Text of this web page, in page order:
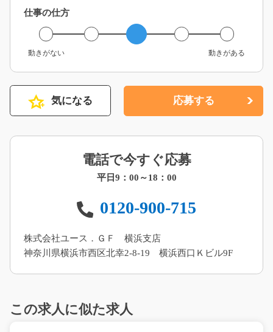
仕事の仕方
動きがない 動きがある
気になる 応募する
電話で今すぐ応募
平日9：00～18：00
0120-900-715
株式会社ユース．ＧＦ 横浜支店
神奈川県横浜市西区北幸2-8-19 横浜西口Ｋビル9F
この求人に似た求人